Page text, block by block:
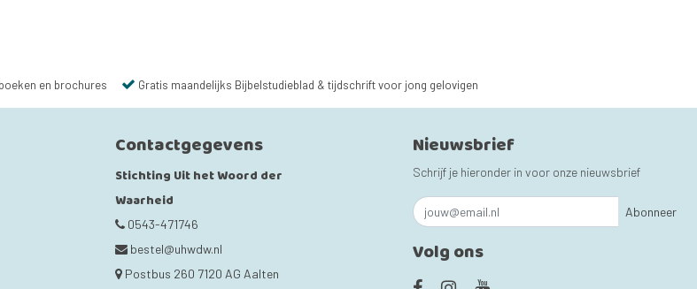
en brochures Gratis maandelijks Bijbelstudieblad & tijdschrift voor jong gelovigen
Contactgegevens
Stichting Uit het Woord der
Waarheid
0543-471746
bestel@uhwdw.nl
Postbus 260 7120 AG Aalten
Nieuwsbrief
Schrijf je hieronder in voor onze nieuwsbrief
Abonneer
Volg ons